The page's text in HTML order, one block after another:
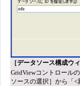
［データソース構成ウ
GridViewコントロール
ソースの選択］から「